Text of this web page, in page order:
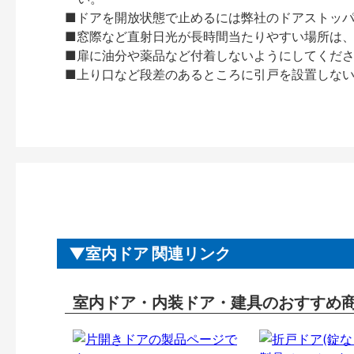
■ドアを開放状態で止めるには弊社のドアストッ
■窓際など直射日光が長時間当たりやすい場所は
■扉に油分や薬品など付着しないようにしてくだ
■上り口など段差のあるところに引戸を設置しな
室内ドア 関連リンク
室内ドア・内装ドア・建具のおすすめ